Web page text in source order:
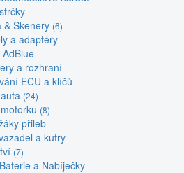
& Skenery (6)
a adaptéry
a rozhraní
ECU a klíčů
(24)
(8)
přileb
a kufry
(7)
Baterie a Nabíječky